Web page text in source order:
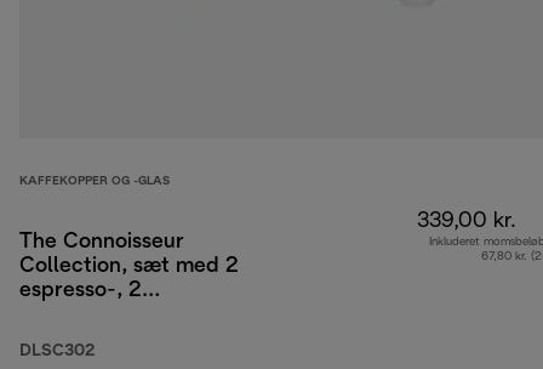
KAFFEKOPPER OG -GLAS
The Connoisseur
Collection, sæt med 2
espresso-, 2
lattemacchiato-
DLSC302
339,00 kr.
Inkluderet
67,80 kr.